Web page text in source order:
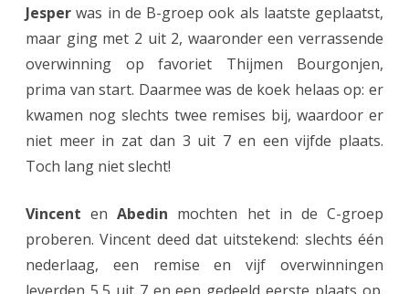
i
n
H
o
v
e
Jesper was in de B-groep ook als laatste geplaatst,
maar ging met 2 uit 2, waaronder een verrassende
overwinning op favoriet Thijmen Bourgonjen,
prima van start. Daarmee was de koek helaas op: er
kwamen nog slechts twee remises bij, waardoor er
niet meer in zat dan 3 uit 7 en een vijfde plaats.
Toch lang niet slecht!
Vincent enAbedin mochten het in de C-groep
proberen. Vincent deed dat uitstekend: slechts één
nederlaag, een remise en vijf overwinningen